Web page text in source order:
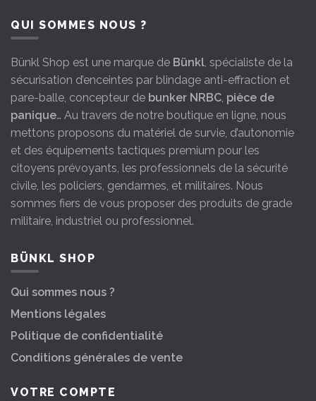
QUI SOMMES NOUS ?
Bünkl Shop est une marque de Bünkl, spécialiste de la
sécurisation d’enceintes par blindage anti-effraction et
pare-balle, concepteur de bunker NRBC, pièce de
panique… Au travers de notre boutique en ligne, nous
mettons proposons du matériel de survie, d’autonomie
et des équipements tactiques premium pour les
citoyens prévoyants, les professionnels de la sécurité
civile, les policiers, gendarmes, et militaires. Nous
sommes fiers de vous proposer des produits de grade
militaire, industriel ou professionnel.
BÜNKL SHOP
Qui sommes nous ?
Mentions légales
Politique de confidentialité
Conditions générales de vente
VOTRE COMPTE